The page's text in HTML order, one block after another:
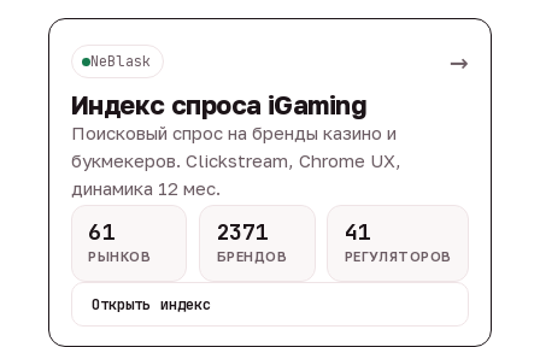
NeBlask →
Индекс спроса iGaming
Поисковый спрос на бренды казино и
букмекеров. Clickstream, Chrome UX,
динамика 12 мес.
61
РЫНКОВ
2371
БРЕНДОВ
41
РЕГУЛЯТОРОВ
Открыть индекс